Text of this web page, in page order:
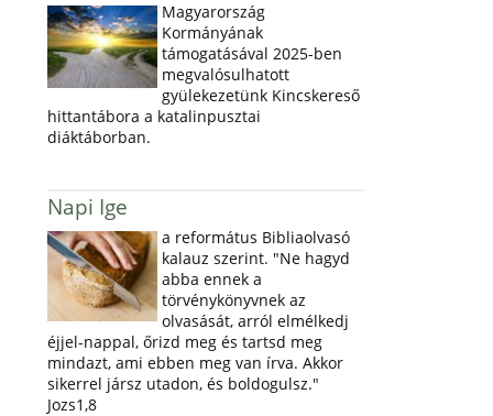
Magyarország
Kormányának
támogatásával 2025-ben
megvalósulhatott
gyülekezetünk Kincskereső
hittantábora a katalinpusztai
diáktáborban.
Napi Ige
a református Bibliaolvasó
kalauz szerint. "Ne hagyd
abba ennek a
törvénykönyvnek az
olvasását, arról elmélkedj
éjjel-nappal, őrizd meg és tartsd meg
mindazt, ami ebben meg van írva. Akkor
sikerrel jársz utadon, és boldogulsz."
Jozs1,8